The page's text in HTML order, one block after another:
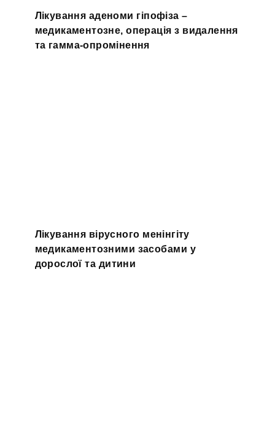
Лікування аденоми гіпофіза –
медикаментозне, операція з видалення
та гамма-опромінення
Лікування вірусного менінгіту
медикаментозними засобами у
дорослої та дитини